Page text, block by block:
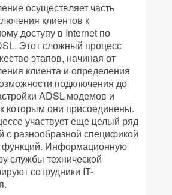
осуществляет часть
клиентов к
доступу в Internet по
Этот сложный процесс
этапов, начиная от
клиента и определения
подключения до
ADSL-модемов и
которым они присоединены.
участвует еще целый ряд
с разнообразной спецификой
Информационную
службы технической
сотрудники IT-